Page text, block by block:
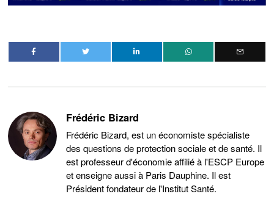
Frédéric Bizard
Frédéric Bizard, est un économiste spécialiste
des questions de protection sociale et de santé. Il
est professeur d'économie affilié à l'ESCP Europe
et enseigne aussi à Paris Dauphine. Il est
Président fondateur de l'Institut Santé.